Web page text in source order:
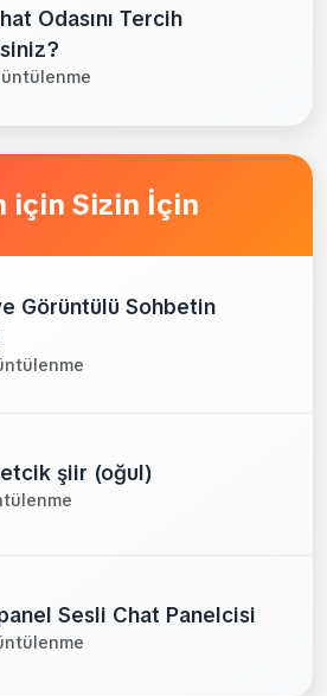
Odasını Tercih
Sizin İçin
Görüntülü Sohbetin
şiir (oğul)
Sesli Chat Panelcisi